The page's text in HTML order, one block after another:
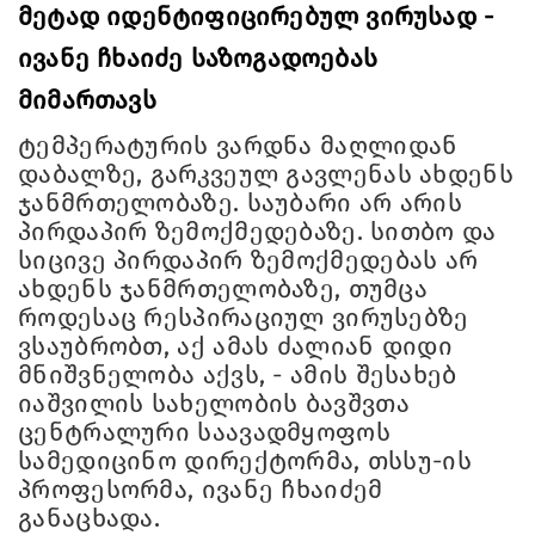
მეტად იდენტიფიცირებულ ვირუსად -
ივანე ჩხაიძე საზოგადოებას
მიმართავს
ტემპერატურის ვარდნა მაღლიდან
დაბალზე, გარკვეულ გავლენას ახდენს
ჯანმრთელობაზე. საუბარი არ არის
პირდაპირ ზემოქმედებაზე. სითბო და
სიცივე პირდაპირ ზემოქმედებას არ
ახდენს ჯანმრთელობაზე, თუმცა
როდესაც რესპირაციულ ვირუსებზე
ვსაუბრობთ, აქ ამას ძალიან დიდი
მნიშვნელობა აქვს, - ამის შესახებ
იაშვილის სახელობის ბავშვთა
ცენტრალური საავადმყოფოს
სამედიცინო დირექტორმა, თსსუ-ის
პროფესორმა, ივანე ჩხაიძემ
განაცხადა.